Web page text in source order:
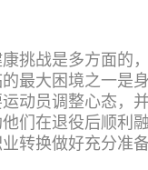
挑战是多方面的
最大困境之一是
动员调整心态，
们在退役后顺利
转换做好充分准备